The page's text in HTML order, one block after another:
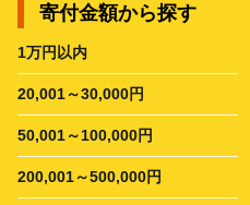
寄付金額から探す
1万円以内
20,001～30,000円
50,001～100,000円
200,001～500,000円